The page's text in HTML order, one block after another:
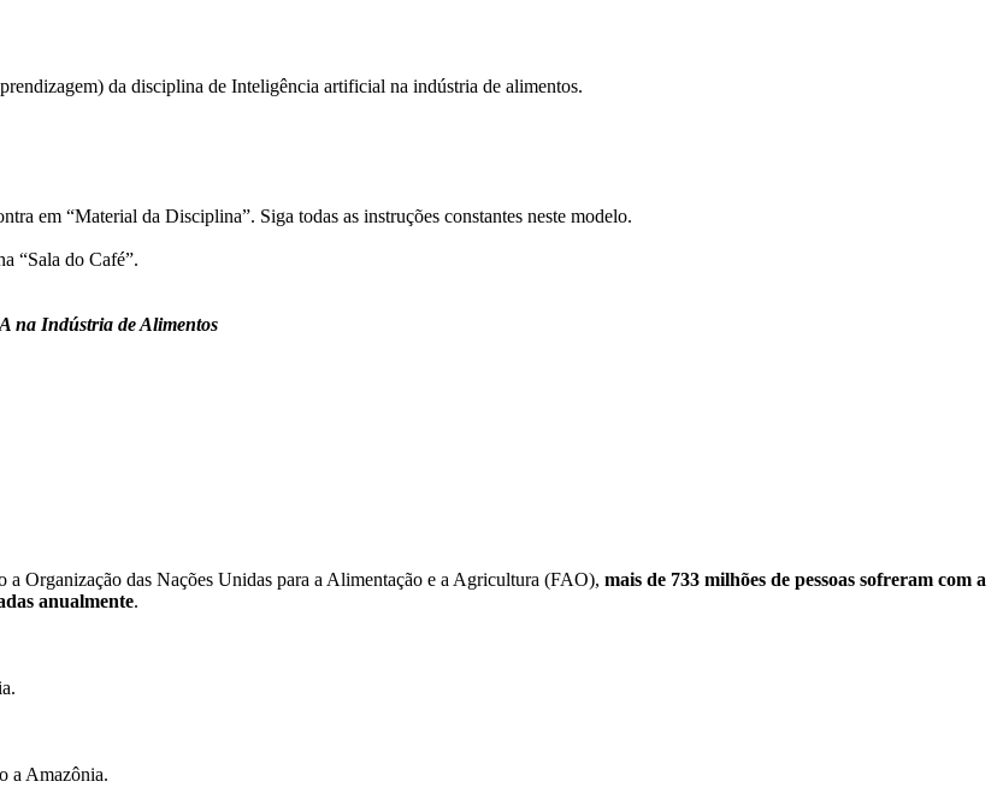
da disciplina de Inteligência artificial na indústria de alimentos.
em “Material da Disciplina”. Siga todas as instruções constantes neste modelo.
“Sala do Café”.
na Indústria de Alimentos
a Organização das Nações Unidas para a Alimentação e a Agricultura (FAO), mais de 733 milhões de pessoas sofreram com a
anualmente.
a Amazônia.